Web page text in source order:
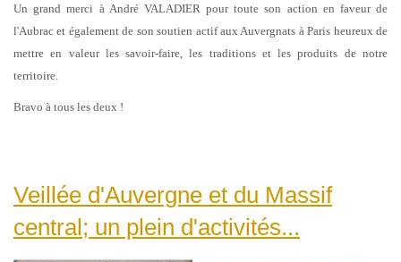
Un grand merci à André VALADIER pour toute son action en faveur de
l'Aubrac et également de son soutien actif aux Auvergnats à Paris heureux de
mettre en valeur les savoir-faire, les traditions et les produits de notre
territoire.
Bravo à tous les deux !
Veillée d'Auvergne et du Massif
central; un plein d'activités...